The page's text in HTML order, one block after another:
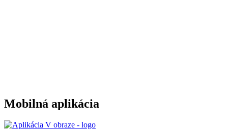
Mobilná aplikácia